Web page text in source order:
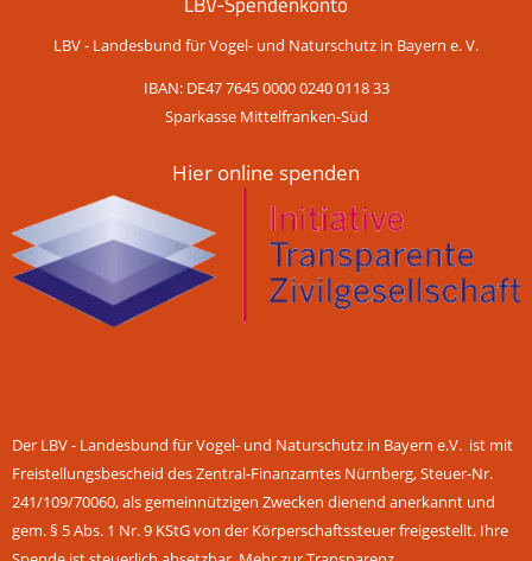
LBV - Landesbund für Vogel- und Naturschutz in Bayern e. V.
IBAN: DE47 7645 0000 0240 0118 33
Sparkasse Mittelfranken-Süd
Hier online spenden
Der LBV - Landesbund für Vogel- und Naturschutz in Bayern e.V. ist mit
Freistellungsbescheid des Zentral-Finanzamtes Nürnberg, Steuer-Nr.
241/109/70060, als gemeinnützigen Zwecken dienend anerkannt und
gem. § 5 Abs. 1 Nr. 9 KStG von der Körperschaftssteuer freigestellt. Ihre